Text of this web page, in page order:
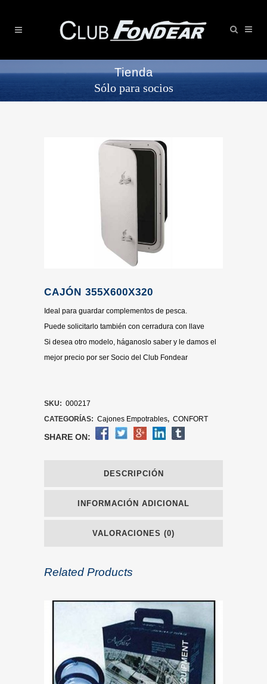
Tienda
Sólo para socios
CAJÓN 355X600X320
Ideal para guardar complementos de pesca.
Puede solicitarlo también con cerradura con llave
Si desea otro modelo, háganoslo saber y le damos el
mejor precio por ser Socio del Club Fondear
SKU: 000217
CATEGORÍAS: Cajones Empotrables, CONFORT
SHARE ON:
DESCRIPCIÓN
INFORMACIÓN ADICIONAL
VALORACIONES (0)
Related Products